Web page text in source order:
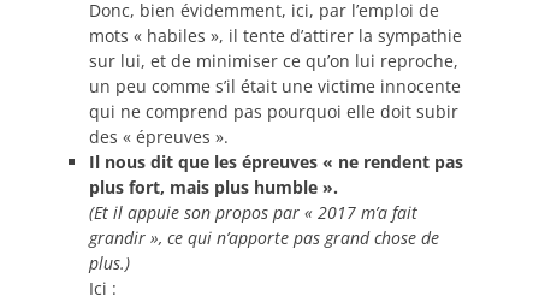
Donc, bien évidemment, ici, par l’emploi de
mots « habiles », il tente d’attirer la sympathie
sur lui, et de minimiser ce qu’on lui reproche,
un peu comme s’il était une victime innocente
qui ne comprend pas pourquoi elle doit subir
des « épreuves ».
Il nous dit que les épreuves « ne rendent pas
plus fort, mais plus humble ».
(Et il appuie son propos par « 2017 m’a fait
grandir », ce qui n’apporte pas grand chose de
plus.)
Ici :